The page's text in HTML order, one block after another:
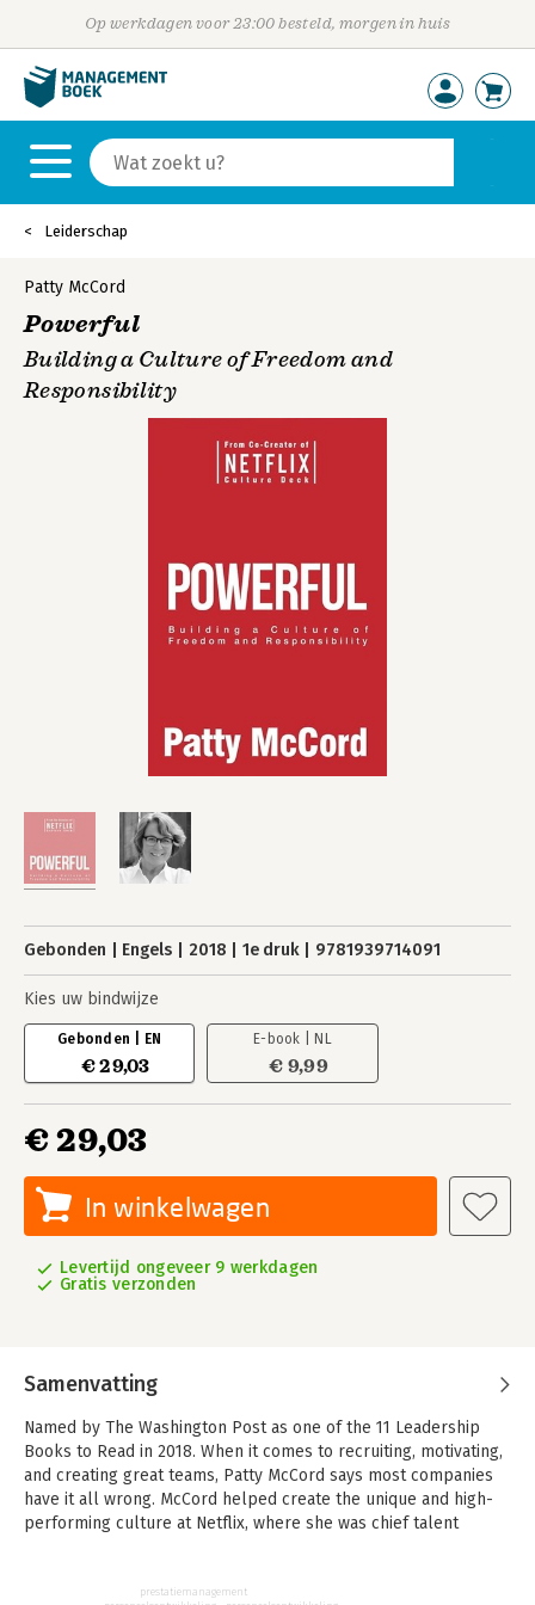
Op werkdagen voor 23:00 besteld, morgen in huis
Leiderschap
Patty McCord
Powerful
Building a Culture of Freedom and
Responsibility
Gebonden Engels 2018 1e druk 9781939714091
Kies uw bindwijze
Gebonden | EN
€ 29,03
E-book | NL
€ 9,99
€ 29,03
In winkelwagen
Levertijd ongeveer 9 werkdagen
Gratis verzonden
Samenvatting
Named by The Washington Post as one of the 11 Leadership
Books to Read in 2018. When it comes to recruiting, motivating,
and creating great teams, Patty McCord says most companies
have it all wrong. McCord helped create the unique and high-
performing culture at Netflix, where she was chief talent
there and elsewhere in Silicon Valley.
prestatiemanagement